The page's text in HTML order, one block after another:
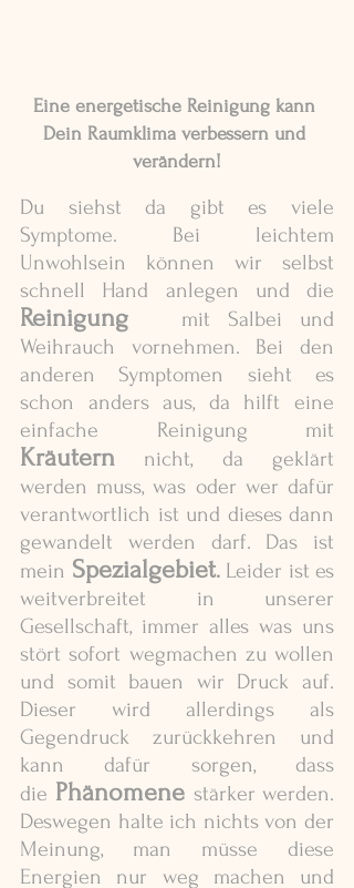
Eine energetische Reinigung kann
Dein Raumklima verbessern und
verändern!
Du siehst da gibt es viele
Symptome. Bei leichtem
Unwohlsein können wir selbst
Reinigung mit Salbei und
Weihrauch vornehmen. Bei den
anderen Symptomen sieht es
schon anders aus, da hilft eine
Kräutern
nicht, da geklärt
werden muss, was oder wer dafür
verantwortlich ist und dieses dann
gewandelt werden darf. Das ist
mein Spezialgebiet. Leider ist es
weitverbreitet in unserer
Gesellschaft, immer alles was uns
stört sofort wegmachen zu wollen
und somit bauen wir Druck auf.
Dieser wird allerdings als
Gegendruck zurückkehren und
kann dafür sorgen, dass
die Phänomene stärker werden.
Deswegen halte ich nichts von der
Meinung, man müsse diese
Energien nur weg machen und